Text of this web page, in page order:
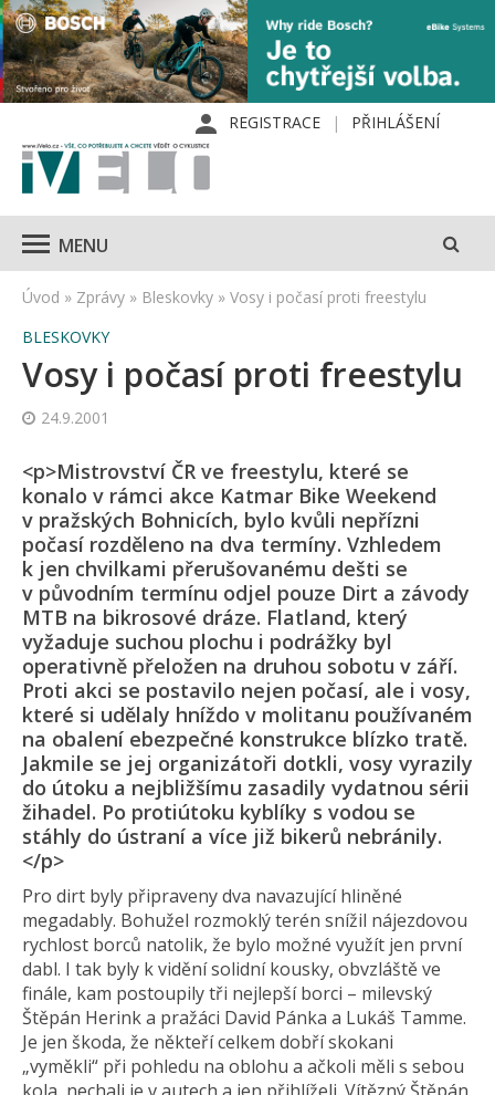
REGISTRACE PŘIHLÁŠENÍ
MENU
Úvod » Zprávy » Bleskovky » Vosy i počasí proti freestylu
BLESKOVKY
Vosy i počasí proti freestylu
24.9.2001
<p>Mistrovství ČR ve freestylu, které se
konalo v rámci akce Katmar Bike Weekend
v pražských Bohnicích, bylo kvůli nepřízni
počasí rozděleno na dva termíny. Vzhledem
k jen chvilkami přerušovanému dešti se
v původním termínu odjel pouze Dirt a závody
MTB na bikrosové dráze. Flatland, který
vyžaduje suchou plochu i podrážky byl
operativně přeložen na druhou sobotu v září.
Proti akci se postavilo nejen počasí, ale i vosy,
které si udělaly hníždo v molitanu používaném
na obalení ebezpečné konstrukce blízko tratě.
Jakmile se jej organizátoři dotkli, vosy vyrazily
do útoku a nejbližšímu zasadily vydatnou sérii
žihadel. Po protiútoku kyblíky s vodou se
stáhly do ústraní a více již bikerů nebránily.
</p>
Pro dirt byly připraveny dva navazující hliněné
megadably. Bohužel rozmoklý terén snížil nájezdovou
rychlost borců natolik, že bylo možné využít jen první
dabl. I tak byly k vidění solidní kousky, obvzláště ve
finále, kam postoupily tři nejlepší borci – milevský
Štěpán Herink a pražáci David Pánka a Lukáš Tamme.
Je jen škoda, že někteří celkem dobří skokani
„vyměkli“ při pohledu na oblohu a ačkoli měli s sebou